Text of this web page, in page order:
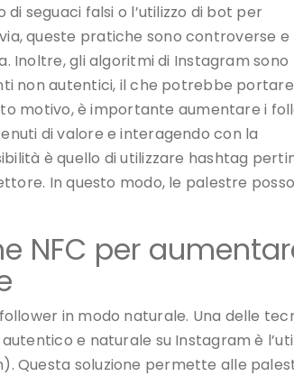
seguaci falsi o l’utilizzo di bot per
queste pratiche sono controverse e
Inoltre, gli algoritmi di Instagram sono
non autentici, il che potrebbe portare
motivo, è importante aumentare i
di valore e interagendo con la
è quello di utilizzare hashtag
In questo modo, le palestre
NFC per
in modo naturale. Una delle
e naturale su Instagram è
Questa soluzione permette alle